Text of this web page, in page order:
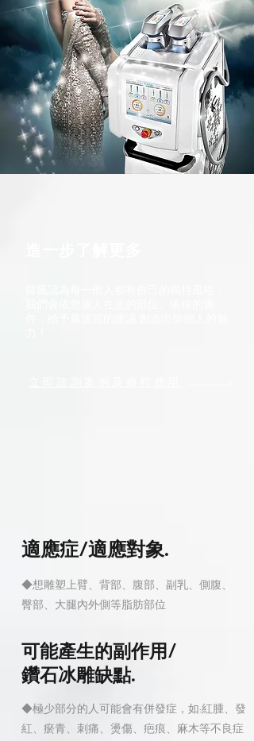
適應症/適應對象.
◆想雕塑上臂、背部、腹部、副乳、側腹、
臀部、大腿內外側等脂肪部位
可能產生的副作用/
鑽石冰雕缺點.
◆極少部分的人可能會有併發症，如:紅腫、發
紅、瘀青、刺痛、燙傷、疤痕、麻木等不良症